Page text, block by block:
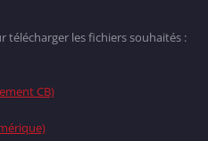
télécharger les fichiers souhaités :
CB)